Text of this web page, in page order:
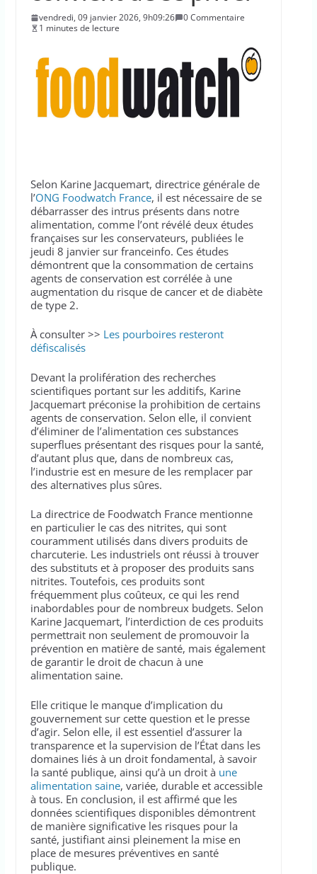
vendredi, 09 janvier 2026, 9h09:26
0 Commentaire
1 minutes de lecture
Selon Karine Jacquemart, directrice générale de
l’ONG Foodwatch France, il est nécessaire de se
débarrasser des intrus présents dans notre
alimentation, comme l’ont révélé deux études
françaises sur les conservateurs, publiées le
jeudi 8 janvier sur franceinfo. Ces études
démontrent que la consommation de certains
agents de conservation est corrélée à une
augmentation du risque de cancer et de diabète
de type 2.
À consulter >> Les pourboires resteront
défiscalisés
Devant la prolifération des recherches
scientifiques portant sur les additifs, Karine
Jacquemart préconise la prohibition de certains
agents de conservation. Selon elle, il convient
d’éliminer de l’alimentation ces substances
superflues présentant des risques pour la santé,
d’autant plus que, dans de nombreux cas,
l’industrie est en mesure de les remplacer par
des alternatives plus sûres.
La directrice de Foodwatch France mentionne
en particulier le cas des nitrites, qui sont
couramment utilisés dans divers produits de
charcuterie. Les industriels ont réussi à trouver
des substituts et à proposer des produits sans
nitrites. Toutefois, ces produits sont
fréquemment plus coûteux, ce qui les rend
inabordables pour de nombreux budgets. Selon
Karine Jacquemart, l’interdiction de ces produits
permettrait non seulement de promouvoir la
prévention en matière de santé, mais également
de garantir le droit de chacun à une
alimentation saine.
Elle critique le manque d’implication du
gouvernement sur cette question et le presse
d’agir. Selon elle, il est essentiel d’assurer la
transparence et la supervision de l’État dans les
domaines liés à un droit fondamental, à savoir
la santé publique, ainsi qu’à un droit à une
alimentation saine, variée, durable et accessible
à tous. En conclusion, il est affirmé que les
données scientifiques disponibles démontrent
de manière significative les risques pour la
santé, justifiant ainsi pleinement la mise en
place de mesures préventives en santé
publique.